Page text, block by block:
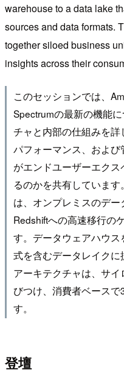
warehouse to a data lake
sources and data formats.
together siloed business
insights across their
このセッションでは、
Spectrumの最新の機能
チャと内部の仕組みを詳
パフォーマンス、およ
がエンドユーザーエク
るのかを共有していま
は、オンプレミスのデ
Redshiftへの高速移行の
す。データウェアハウ
式を含むデータレイク
アーキテクチャは、サ
びつけ、消費者ベース
す。
登壇